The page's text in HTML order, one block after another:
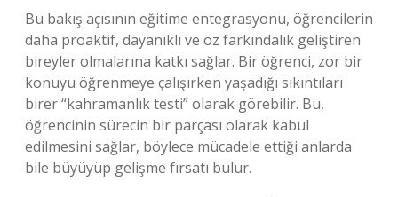
Bu bakış açısının eğitime entegrasyonu, öğrencilerin
daha proaktif, dayanıklı ve öz farkındalık geliştiren
bireyler olmalarına katkı sağlar. Bir öğrenci, zor bir
konuyu öğrenmeye çalışırken yaşadığı sıkıntıları
birer “kahramanlık testi” olarak görebilir. Bu,
öğrencinin sürecin bir parçası olarak kabul
edilmesini sağlar, böylece mücadele ettiği anlarda
bile büyüyüp gelişme fırsatı bulur.